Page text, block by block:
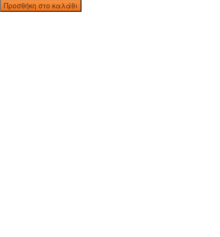
Προσθήκη στο καλάθι